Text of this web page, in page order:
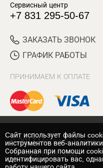
Сервисный центр
+7 831 295-50-67
ЗАКАЗАТЬ ЗВОНОК
ГРАФИК РАБОТЫ
ПРИНИМАЕМ К ОПЛАТЕ
© 2017 Магазин Хозяин
Нижний Новгород
Cайт использует файлы
инструментов веб-
Собранная при помощи
идентифицировать вас,